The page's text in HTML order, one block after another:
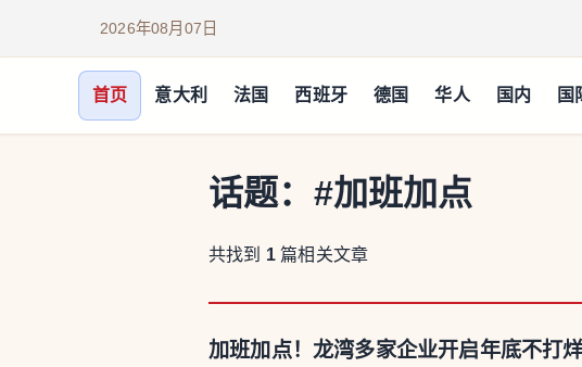
2026年08月07日
首页 意大利 法国 西班牙 德国 华人 国内 国
话题： #加班加点
共找到 1 篇相关文章
加班加点！龙湾多家企业开启年底不打